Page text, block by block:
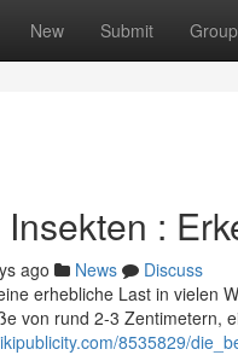
New Submit
:
ago News
Discuss
erhebliche Last in vielen
von rund 2-3 Zentimetern,
8535829/